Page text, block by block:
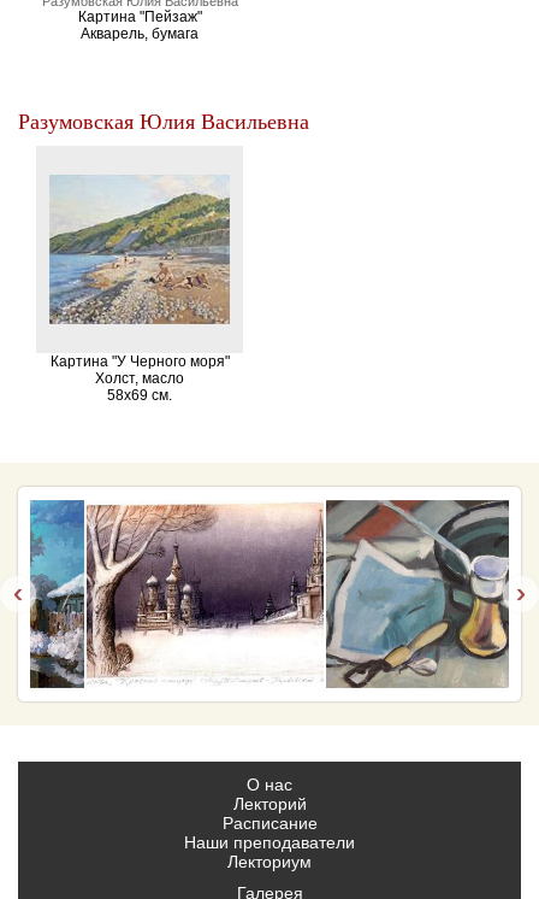
Картина "Пейзаж"
Акварель, бумага
Разумовская Юлия Васильевна
Картина "У Черного моря"
Холст, масло
58х69 см.
‹ ›
О нас
Лекторий
Расписание
Наши преподаватели
Лекториум
Галерея